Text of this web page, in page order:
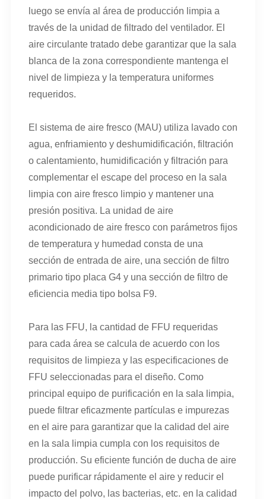
luego se envía al área de producción limpia a
través de la unidad de filtrado del ventilador. El
aire circulante tratado debe garantizar que la sala
blanca de la zona correspondiente mantenga el
nivel de limpieza y la temperatura uniformes
requeridos.
El sistema de aire fresco (MAU) utiliza lavado con
agua, enfriamiento y deshumidificación, filtración
o calentamiento, humidificación y filtración para
complementar el escape del proceso en la sala
limpia con aire fresco limpio y mantener una
presión positiva. La unidad de aire
acondicionado de aire fresco con parámetros fijos
de temperatura y humedad consta de una
sección de entrada de aire, una sección de filtro
primario tipo placa G4 y una sección de filtro de
eficiencia media tipo bolsa F9.
Para las FFU, la cantidad de FFU requeridas
para cada área se calcula de acuerdo con los
requisitos de limpieza y las especificaciones de
FFU seleccionadas para el diseño. Como
principal equipo de purificación en la sala limpia,
puede filtrar eficazmente partículas e impurezas
en el aire para garantizar que la calidad del aire
en la sala limpia cumpla con los requisitos de
producción. Su eficiente función de ducha de aire
puede purificar rápidamente el aire y reducir el
impacto del polvo, las bacterias, etc. en la calidad